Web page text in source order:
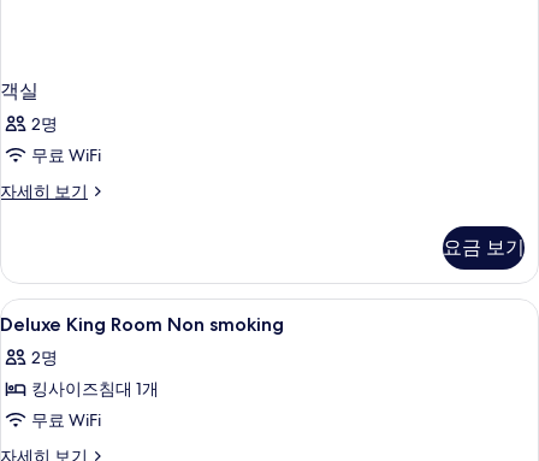
객실
2명
무료 WiFi
자세히 보기
객
히
보
기
요금 보기
Deluxe
King
Room
Non
smoking
사
오리/거위털 이불, 필로우탑 침대, 객실
5
Deluxe King Room Non smoking
2명
킹사이즈침대 1개
무료 WiFi
자세히 보기
Deluxe